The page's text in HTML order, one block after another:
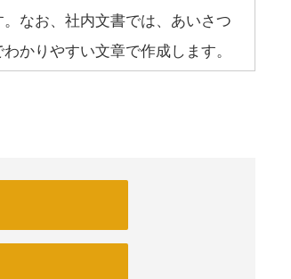
なお、社内文書では、あいさつ
かりやすい文章で作成します。